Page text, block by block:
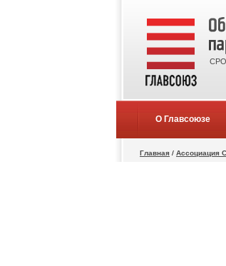
СРО
О Главсоюзе
Главная / Ассоциация